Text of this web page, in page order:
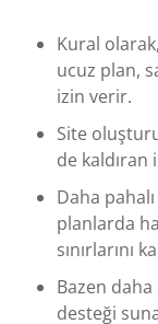
Kural
ucuz plan,
izin verir.
Site
de kaldıran
Daha
planlarda
sınırlarını
Bazen
desteği